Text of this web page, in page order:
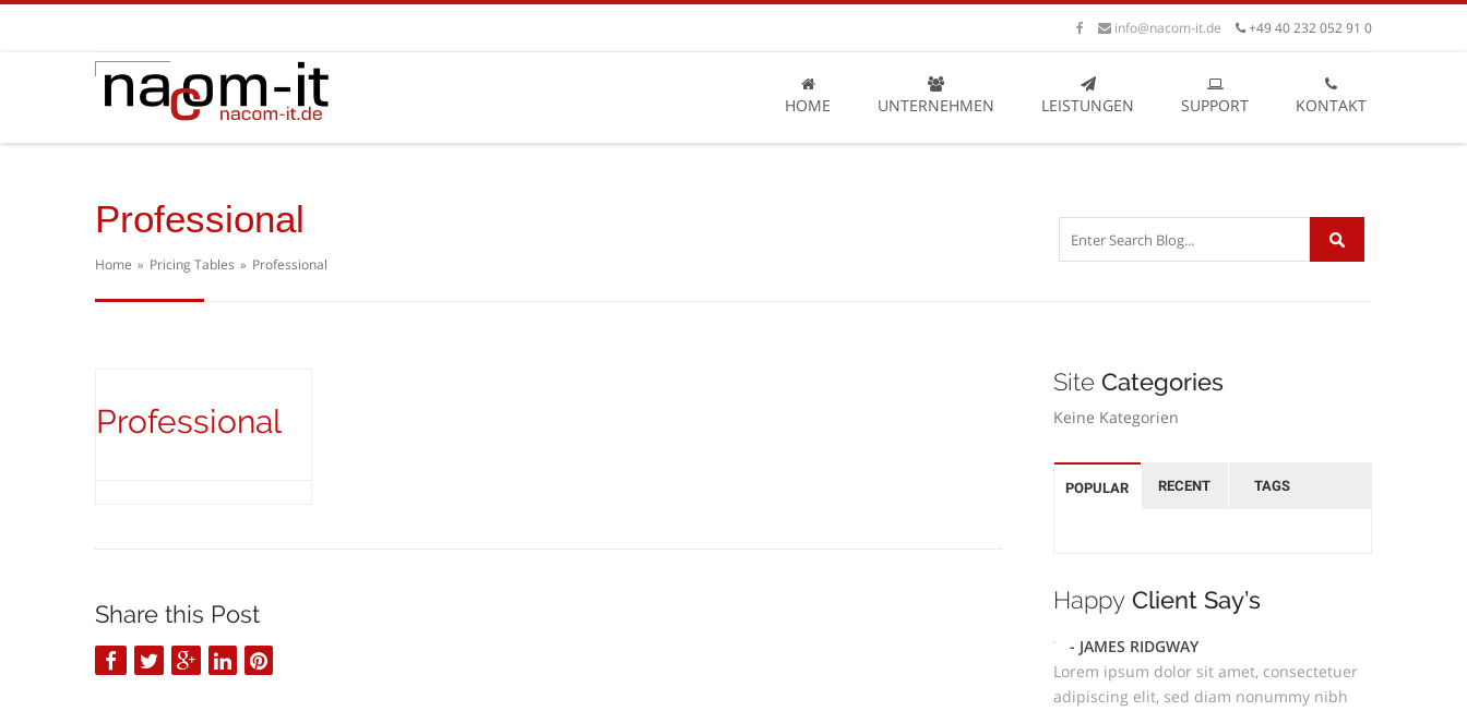
info@nacom-it.de +49 40 232 052 91 0
HOME UNTERNEHMEN LEISTUNGEN SUPPORT KONTAKT
Professional
Home » Pricing Tables » Professional
Professional
Share this Post
Site Categories
Keine Kategorien
POPULAR RECENT TAGS
HappyClient Say’s
- JAMES RIDGWAY
Lorem ipsum dolor sit amet, consectetuer
adipiscing elit, sed diam nonummy nibh